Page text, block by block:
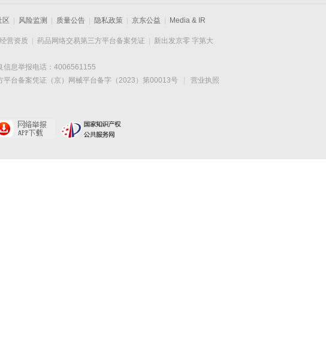
区 风险监测 质量公告 隐私政策 京东公益 Media & IR
营资质 药品网络交易第三方平台备案凭证
新出发京零 字第大
信息举报电话：4006561155
平台备案凭证（京）网械平台备字（2023）第00013号
营业执照